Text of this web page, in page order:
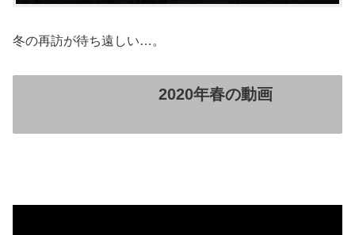
冬の再訪が待ち遠しい…。
2020年春の動画